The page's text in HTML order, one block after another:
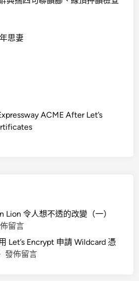
a
s
e
n
d
思妻
ACME After Let’s
Lion 令人想不透的改變（一）
留言
Let’s Encrypt 申請 Wildcard 憑
發佈留言